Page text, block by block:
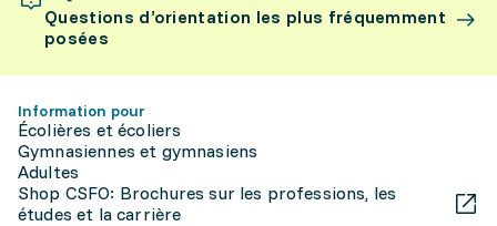
Questions d’orientation les plus fréquemment
posées
Information pour
Écolières et écoliers
Gymnasiennes et gymnasiens
Adultes
Shop CSFO: Brochures sur les professions, les
études et la carrière